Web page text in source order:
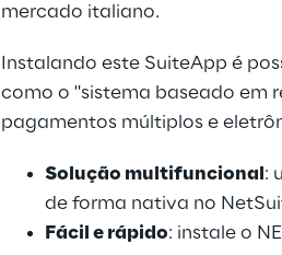
mercado italiano.
Instalando este SuiteApp é
como o "sistema baseado em
pagamentos múltiplos e
Solução multifuncional :
de forma nativa no
Fácil e rápido: instale o